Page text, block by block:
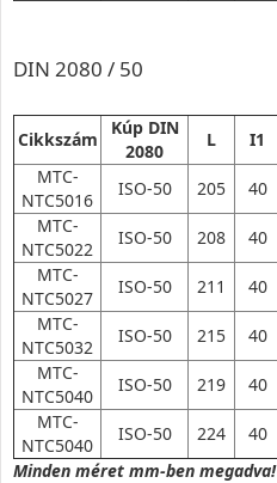
DIN 2080 / 50
Cikkszám
Kúp DIN
2080
L I1
MTC-
NTC5016
ISO-50 205 40
MTC-
NTC5022
ISO-50 208 40
MTC-
NTC5027
ISO-50 211 40
MTC-
NTC5032
ISO-50 215 40
MTC-
NTC5040
ISO-50 219 40
MTC-
NTC5040
ISO-50 224 40
Minden méret mm-ben megadva!